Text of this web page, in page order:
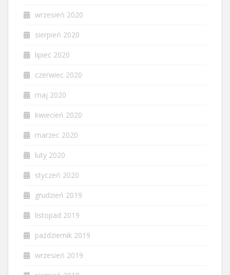
wrzesień 2020
sierpień 2020
lipiec 2020
czerwiec 2020
maj 2020
kwiecień 2020
marzec 2020
luty 2020
styczeń 2020
grudzień 2019
listopad 2019
październik 2019
wrzesień 2019